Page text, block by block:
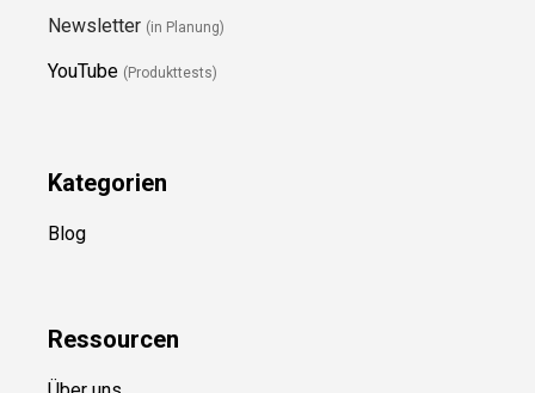
Newsletter (in Planung)
YouTube (Produkttests)
Kategorien
Blog
Ressourcen